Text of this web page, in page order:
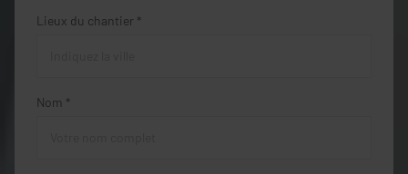
Lieux du chantier *
Nom *